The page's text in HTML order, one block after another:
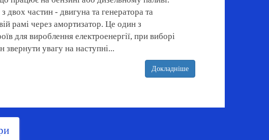
двох частин - двигуна та генератора та
рамі через амортизатор. Це один з
для вироблення електроенергії, при виборі
звернути увагу на наступні...
Докладніше